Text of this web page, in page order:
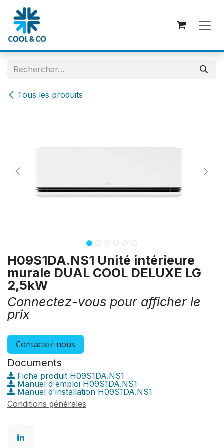
Se rendre au contenu
Tous les produits
H09S1DA.NS1 Unité intérieure
murale DUAL COOL DELUXE LG
2,5kW
Connectez-vous pour afficher le
prix
Contactez-nous
Documents
Fiche produit H09S1DA.NS1
Manuel d'emploi H09S1DA.NS1
Manuel d'installation H09S1DA.NS1
Conditions générales